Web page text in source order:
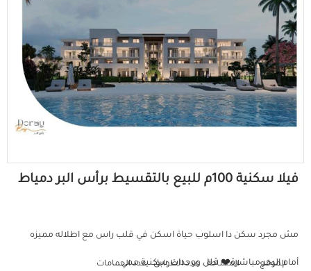
فيلا سكنية 100م للبيع بالتقسيط برأس البر دمياط
مش مجرد سكن دا اسلوب حياة اسكن في قلب راس مع اطلاله مميزه
أمام البحر مباشرة❤️ ڤلل ووحدات سكنية ممي...
الموقع المساحة عدد الطوابق عدد الحمامات